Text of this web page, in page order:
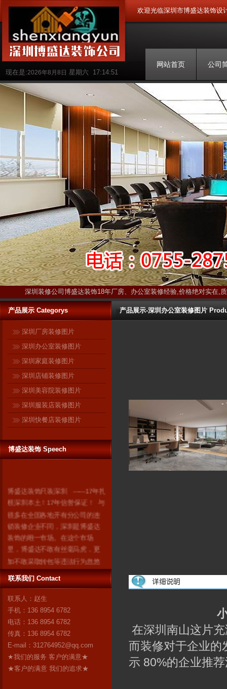
欢迎光临深圳市博盛达装饰设
现在是:2026年8月8日 星期六 17:14:52
公司
网站首页
深圳装修公司博盛达装饰18年厂房、办公室装修经验,价格绝对实在,
产品展示 Categorys
深圳厂房装修图片
深圳办公室装修图片
深圳家庭装修图片
深圳店铺装修图片
深圳美容院装修图片
深圳服装店装修图片
深圳快餐店装修图片
博盛达装饰 Speech
根深圳本土！17年信誉保证！ 与
很多在全国各地开有分公司的连
锁装修企业不同，深圳是博盛达
装饰的唯一市场。在这个市场
里，博盛达不敢有丝毫马虎，更
加不敢采取转包等违法行为忽悠
消费者。因为我们知道：失去了
深圳，就失去了博盛达的全
部！ 我们是深圳人，我们自豪！
作为深圳市装修行业领军企业的
博盛达装饰，对自己“深圳本土”这
个身份感到无比自豪。17年来，
博盛达
更多
联系我们 Contact
联系人：赵生
手机：136 8954 6782
电话：136 8954 6782
传真：136 8954 6782
E-mail： 312764952@qq.com
★我们的服务 客户的满意★
★客户的满意 我们的追求★
产品展示-深圳办公室装修图片
在深圳南山这片
而装修对于企业的
示 80%的企业推